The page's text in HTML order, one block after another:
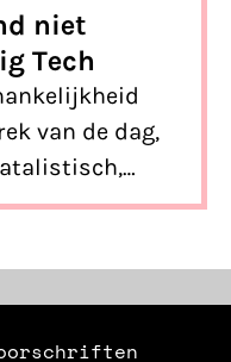
niet
Tech
van de dag,
in de